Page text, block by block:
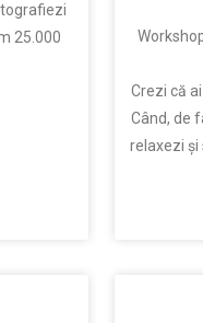
25.000
Crezi că
Când, de
relaxezi și